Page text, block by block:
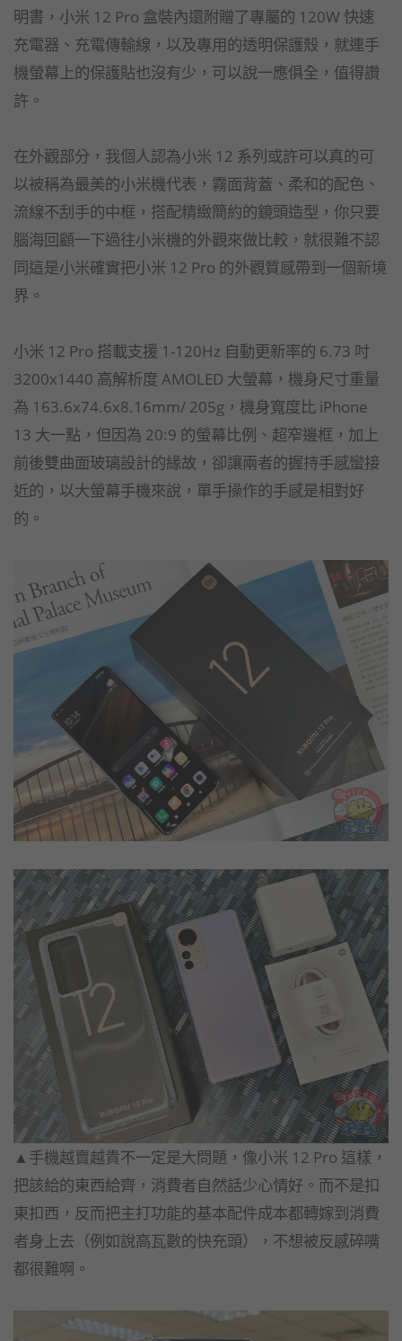
明書，小米 12 Pro 盒裝內還附贈了專屬的 120W 快速
充電器、充電傳輸線，以及專用的透明保護殼，就連手
機螢幕上的保護貼也沒有少，可以說一應俱全，值得讚
許。
在外觀部分，我個人認為小米 12 系列或許可以真的可
以被稱為最美的小米機代表，霧面背蓋、柔和的配色、
流線不刮手的中框，搭配精緻簡約的鏡頭造型，你只要
腦海回顧一下過往小米機的外觀來做比較，就很難不認
同這是小米確實把小米 12 Pro 的外觀質感帶到一個新境
界。
小米 12 Pro 搭載支援 1-120Hz 自動更新率的 6.73 吋
3200x1440 高解析度 AMOLED 大螢幕，機身尺寸重量
為 163.6x74.6x8.16mm/ 205g，機身寬度比 iPhone
13 大一點，但因為 20:9 的螢幕比例、超窄邊框，加上
前後雙曲面玻璃設計的緣故，卻讓兩者的握持手感蠻接
近的，以大螢幕手機來說，單手操作的手感是相對好
的。
▲手機越賣越貴不一定是大問題，像小米 12 Pro 這樣，
把該給的東西給齊，消費者自然話少心情好。而不是扣
東扣西，反而把主打功能的基本配件成本都轉嫁到消費
者身上去（例如說高瓦數的快充頭），不想被反感碎嘴
都很難啊。